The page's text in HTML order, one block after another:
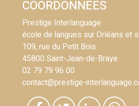
COORDONNÉES
Prestige Interlanguage
école de langues sur Orléans et
109, rue du Petit Bois
45800 Saint-Jean-de-Braye
02 79 79 96 00
contact@prestige-